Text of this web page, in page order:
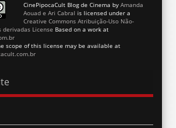
CinePipocaCult Blog de Cinema by Amanda
Aouad e Ari Cabral is licensed under a
Creative Commons Atribuição-Uso Não-
derivadas License Based on a work at
scope of this license may be available at